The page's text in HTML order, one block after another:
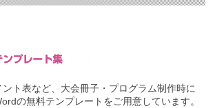
ト表など、大会冊子・プログラム制作時に
の無料テンプレートをご用意しています。